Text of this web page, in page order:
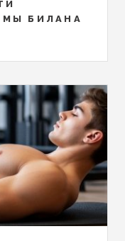
БИЛАНА